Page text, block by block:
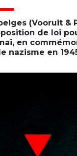
(Vooruit &
de loi
en
nazisme en